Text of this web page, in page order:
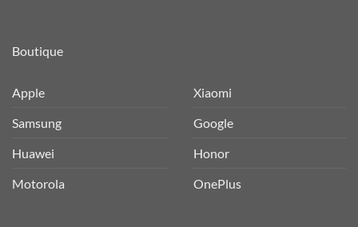
Boutique
Apple
Samsung
Huawei
Motorola
Xiaomi
Google
Honor
OnePlus